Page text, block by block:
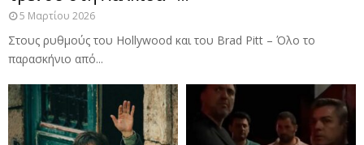
5 Μαρτίου 2026
Στους ρυθμούς του Hollywood και του Brad Pitt – Όλο το
παρασκήνιο από...